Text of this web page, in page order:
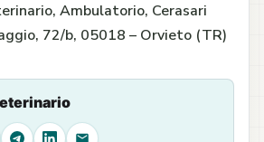
Ambulatorio, Cerasari
72/b, 05018 – Orvieto (TR)